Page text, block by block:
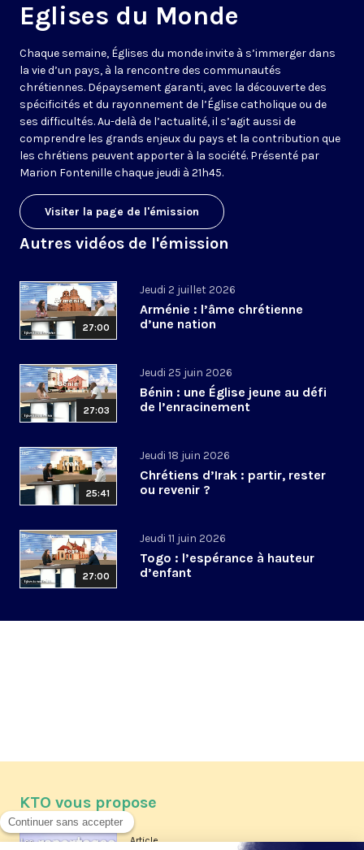
Eglises du Monde
Chaque semaine, Églises du monde invite à s’immerger dans
la vie d’un pays, à la rencontre des communautés
chrétiennes. Dépaysement garanti, avec la découverte des
spécificités et du rayonnement de l’Église catholique ou de
ses difficultés. Au-delà de l’actualité, il s’agit aussi de
comprendre les grands enjeux du pays et la contribution que
les chrétiens peuvent apporter à la société. Présenté par
Marion Fontenille chaque jeudi à 21h45.
Visiter la page de l'émission
Autres vidéos de l'émission
27:00
Jeudi 2 juillet 2026
Arménie : l’âme chrétienne
d’une nation
27:03
Jeudi 25 juin 2026
Bénin : une Église jeune au défi
de l’enracinement
25:41
Jeudi 18 juin 2026
Chrétiens d’Irak : partir, rester
ou revenir ?
27:00
Jeudi 11 juin 2026
Togo : l’espérance à hauteur
d’enfant
KTO vous propose
Article